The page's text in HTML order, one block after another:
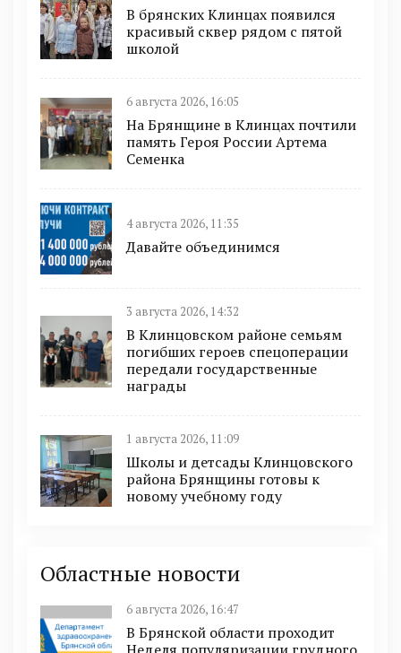
В брянских Клинцах появился
красивый сквер рядом с пятой
школой
6 августа 2026, 16:05
На Брянщине в Клинцах почтили
память Героя России Артема
Семенка
4 августа 2026, 11:35
Давайте объединимся
3 августа 2026, 14:32
В Клинцовском районе семьям
погибших героев спецоперации
передали государственные
награды
1 августа 2026, 11:09
Школы и детсады Клинцовского
района Брянщины готовы к
новому учебному году
Областные новости
6 августа 2026, 16:47
В Брянской области проходит